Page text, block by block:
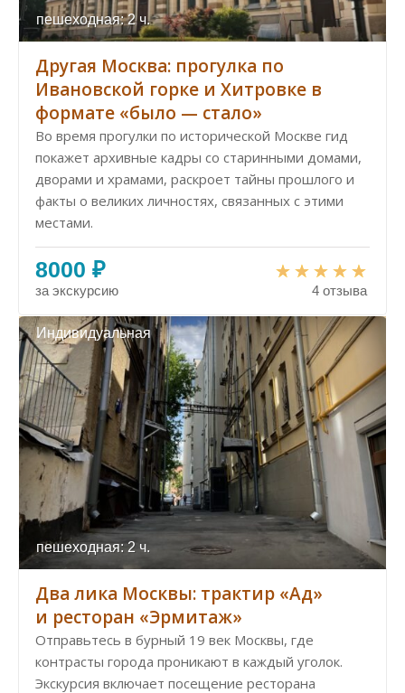
пешеходная: 2 ч.
Другая Москва: прогулка по
Ивановской горке и Хитровке в
формате «было — стало»
Во время прогулки по исторической Москве гид
покажет архивные кадры со старинными домами,
дворами и храмами, раскроет тайны прошлого и
факты о великих личностях, связанных с этими
местами.
8000 ₽
за экскурсию 4 отзыва
Индивидуальная
пешеходная: 2 ч.
Два лика Москвы: трактир «Ад»
и ресторан «Эрмитаж»
Отправьтесь в бурный 19 век Москвы, где
контрасты города проникают в каждый уголок.
Экскурсия включает посещение ресторана